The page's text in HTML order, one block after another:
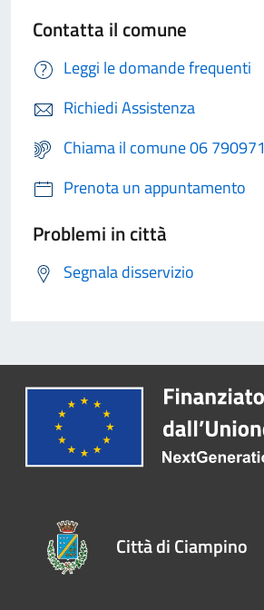
Contatta il comune
Leggi le domande frequenti
Richiedi Assistenza
Chiama il comune 06 790971
Prenota un appuntamento
Problemi in città
Segnala disservizio
Città di Ciampino